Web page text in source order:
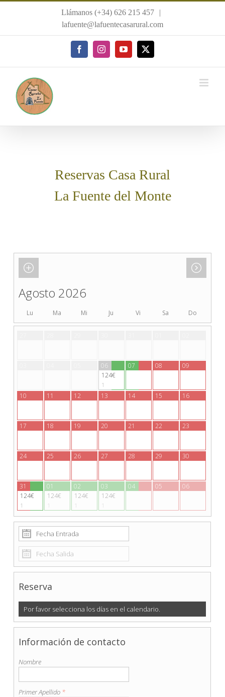
Llámanos (+34) 626 215 457
|
lafuente@lafuentecasarural.com
FacebookInstagramYouTube
X
Reservas Casa Rural
La Fuente del Monte
Agosto 2026
Lu Ma Mi Ju Vi Sa Do
06
124€
1
07 08 09
10 11 12 13 14 15 16
17 18 19 20 21 22 23
24 25 26 27 28 29 30
31
124€
1
01
124€
1
02
124€
1
03
124€
1
04 05 06
Reserva
Por favor selecciona los días en el calendario.
Información de contacto
Nombre
Primer Apellido *